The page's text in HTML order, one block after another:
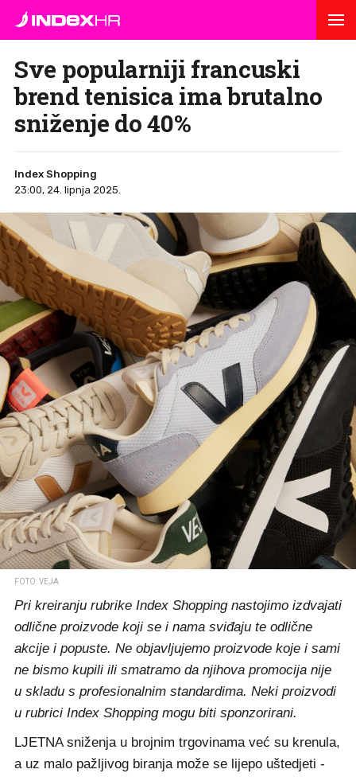
Sve popularniji francuski
brend tenisica ima brutalno
sniženje do 40%
Index Shopping
23:00, 24. lipnja 2025.
FOTO: VEJA
Pri kreiranju rubrike Index Shopping nastojimo izdvajati
odlične proizvode koji se i nama sviđaju te odlične
akcije i popuste. Ne objavljujemo proizvode koje i sami
ne bismo kupili ili smatramo da njihova promocija nije
u skladu s profesionalnim standardima. Neki proizvodi
u rubrici Index Shopping mogu biti sponzorirani.
LJETNA sniženja u brojnim trgovinama već su krenula,
a uz malo pažljivog biranja može se lijepo uštedjeti -